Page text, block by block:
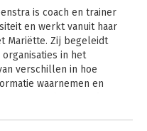
van het boek Vleugels
, waarin ze
verhalen combineert met
haar neurologische
haar professionele werk
ervaringen via blogs,
sociale media om begrip te
te verminderen.
is coach en trainer
en werkt vanuit haar
Mariëtte. Zij begeleidt
organisaties in het
verschillen in hoe
waarnemen en